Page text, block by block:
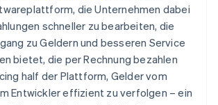
die Unternehmen dabei
schneller zu bearbeiten, die
zu Geldern und besseren Service
bietet, die per Rechnung bezahlen
half der Plattform, Gelder vom
Entwickler effizient zu verfolgen – ein